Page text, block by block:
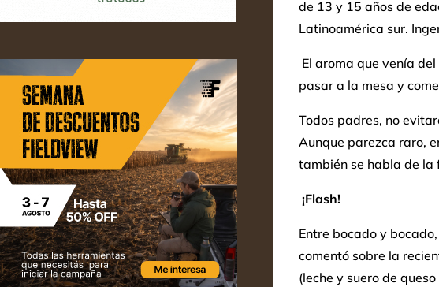
de 13 y 15 años de
Latinoamérica sur.
El aroma que venía
pasar a la mesa y
Todos padres, no
Aunque parezca raro,
también se habla de la
¡Flash!
Entre bocado y
comentó sobre la
(leche y suero de